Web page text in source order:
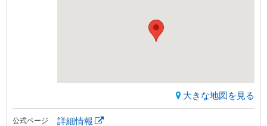
大きな地図を見る
公式ページ 詳細情報